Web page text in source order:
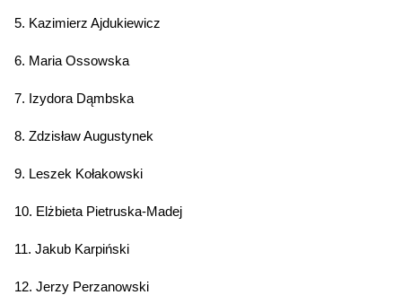
5. Kazimierz Ajdukiewicz
6. Maria Ossowska
7. Izydora Dąmbska
8. Zdzisław Augustynek
9. Leszek Kołakowski
10. Elżbieta Pietruska-Madej
11. Jakub Karpiński
12. Jerzy Perzanowski